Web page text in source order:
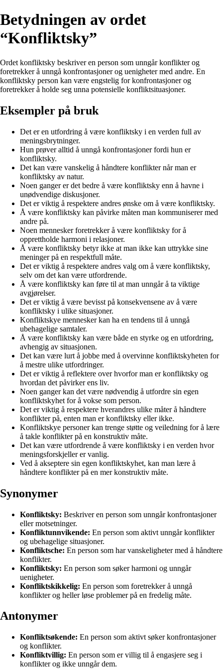
Betydningen av ordet
“Konfliktsky”
Ordet konfliktsky beskriver en person som unngår konflikter og
foretrekker å unngå konfrontasjoner og uenigheter med andre. En
konfliktsky person kan være engstelig for konfrontasjoner og
foretrekker å holde seg unna potensielle konfliktsituasjoner.
Eksempler på bruk
Det er en utfordring å være konfliktsky i en verden full av
meningsbrytninger.
Hun prøver alltid å unngå konfrontasjoner fordi hun er
konfliktsky.
Det kan være vanskelig å håndtere konflikter når man er
konfliktsky av natur.
Noen ganger er det bedre å være konfliktsky enn å havne i
unødvendige diskusjoner.
Det er viktig å respektere andres ønske om å være konfliktsky.
Å være konfliktsky kan påvirke måten man kommuniserer med
andre på.
Noen mennesker foretrekker å være konfliktsky for å
opprettholde harmoni i relasjoner.
Å være konfliktsky betyr ikke at man ikke kan uttrykke sine
meninger på en respektfull måte.
Det er viktig å respektere andres valg om å være konfliktsky,
selv om det kan være utfordrende.
Å være konfliktsky kan føre til at man unngår å ta viktige
avgjørelser.
Det er viktig å være bevisst på konsekvensene av å være
konfliktsky i ulike situasjoner.
Konfliktskye mennesker kan ha en tendens til å unngå
ubehagelige samtaler.
Å være konfliktsky kan være både en styrke og en utfordring,
avhengig av situasjonen.
Det kan være lurt å jobbe med å overvinne konfliktskyheten for
å mestre ulike utfordringer.
Det er viktig å reflektere over hvorfor man er konfliktsky og
hvordan det påvirker ens liv.
Noen ganger kan det være nødvendig å utfordre sin egen
konfliktskyhet for å vokse som person.
Det er viktig å respektere hverandres ulike måter å håndtere
konflikter på, enten man er konfliktsky eller ikke.
Konfliktskye personer kan trenge støtte og veiledning for å lære
å takle konflikter på en konstruktiv måte.
Det kan være utfordrende å være konfliktsky i en verden hvor
meningsforskjeller er vanlig.
Ved å akseptere sin egen konfliktskyhet, kan man lære å
håndtere konflikter på en mer konstruktiv måte.
Synonymer
Konfliktsky: Beskriver en person som unngår konfrontasjoner
eller motsetninger.
Konfliktunnvikende: En person som aktivt unngår konflikter
og ubehagelige situasjoner.
Konfliktsche: En person som har vanskeligheter med å håndtere
konflikter.
Konfliktsky: En person som søker harmoni og unngår
uenigheter.
Konfliktskikkelig: En person som foretrekker å unngå
konflikter og heller løse problemer på en fredelig måte.
Antonymer
Konfliktsøkende: En person som aktivt søker konfrontasjoner
og konflikter.
Konfliktvillig: En person som er villig til å engasjere seg i
konflikter og ikke unngår dem.